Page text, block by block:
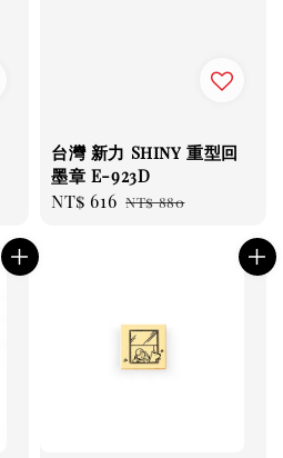
台灣 新力 Shiny 重型回
墨章 E-923D
Sale
NT$ 616 Regular
NT$ 880